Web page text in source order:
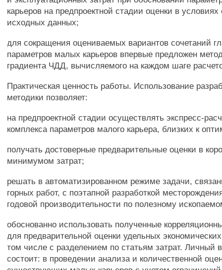
карьеров на предпроектной стадии оценки в условиях
исходных данных;
для сокращения оцениваемых вариантов сочетаний
параметров малых карьеров впервые предложен
градиента ЧДД, вычисляемого на каждом шаге
Практическая ценность работы. Использование
методики позволяет:
на предпроектной стадии осуществлять экспресс-
комплекса параметров малого карьера, близких к
получать достоверные предварительные оценки в
минимумом затрат;
решать в автоматизированном режиме задачи,
горных работ, с поэтапной разработкой
годовой производительности по полезному
обоснованно использовать полученные
для предварительной оценки удельных
том числе с разделением по статьям затрат. Личный
состоит: в проведении анализа и количественной